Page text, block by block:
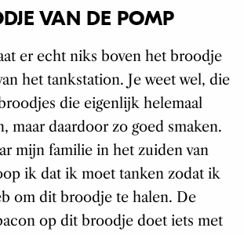
VAN DE POMP
er echt niks boven het broodje
het tankstation. Je weet wel, die
die eigenlijk helemaal
maar daardoor zo goed smaken.
mijn familie in het zuiden van
ik dat ik moet tanken zodat ik
om dit broodje te halen. De
op dit broodje doet iets met